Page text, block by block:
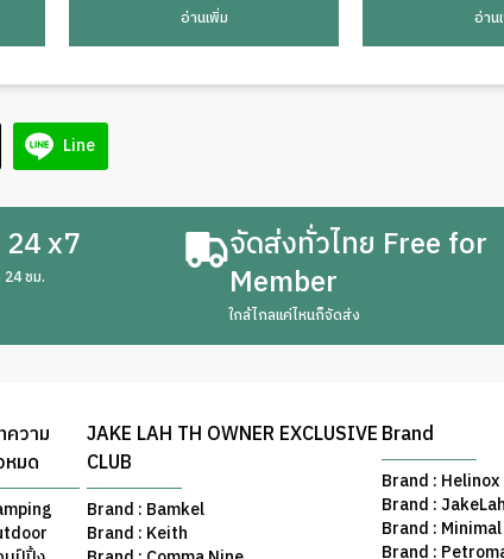
อ่านเพิ่ม อ่าน
Line
x7
ชม.
จัดส่งทั่วไทย Free for
Member
ใกล้ไกลแค่ไหนก็จัดส่ง
ความ
หมด
JAKE LAH TH OWNER EXCLUSIVE
CLUB
Brand : Bamkel
Brand : Keith
Brand
Brand : Helinox
Brand : JakeLah
Brand :
Brand :